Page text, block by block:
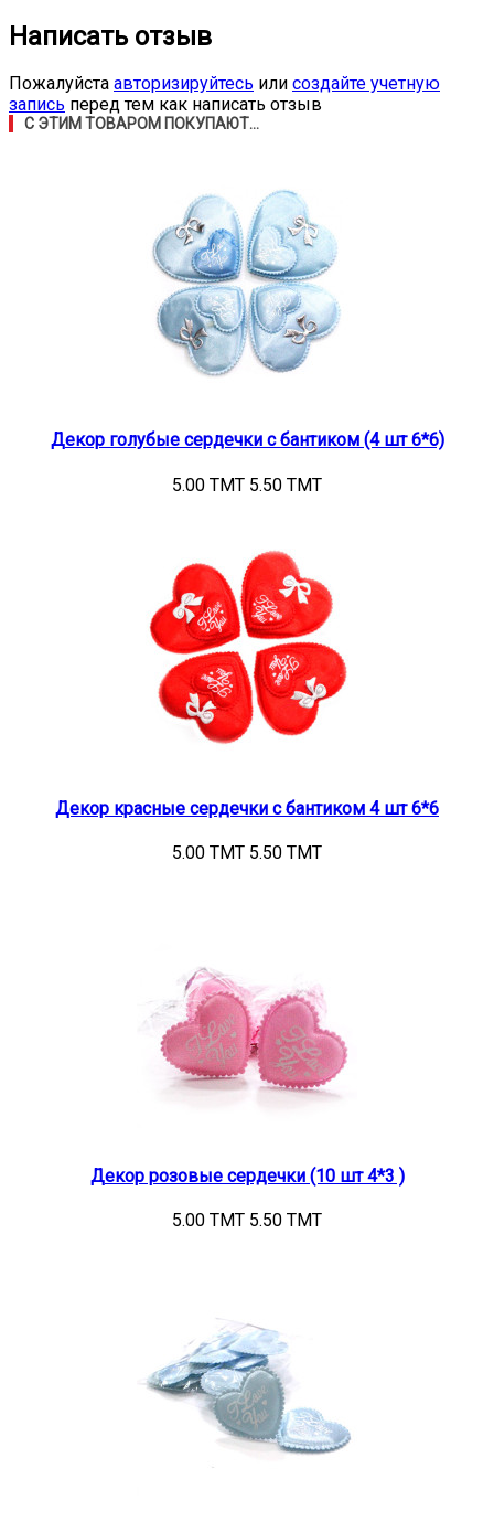
Написать отзыв
Пожалуйста авторизируйтесь или создайте учетную
запись перед тем как написать отзыв
С ЭТИМ ТОВАРОМ ПОКУПАЮТ...
Декор голубые сердечки с бантиком (4 шт 6*6)
5.00 TMT 5.50 TMT
Декор красные сердечки с бантиком 4 шт 6*6
5.00 TMT 5.50 TMT
Декор розовые сердечки (10 шт 4*3 )
5.00 TMT 5.50 TMT